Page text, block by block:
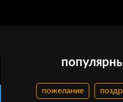
пожелание